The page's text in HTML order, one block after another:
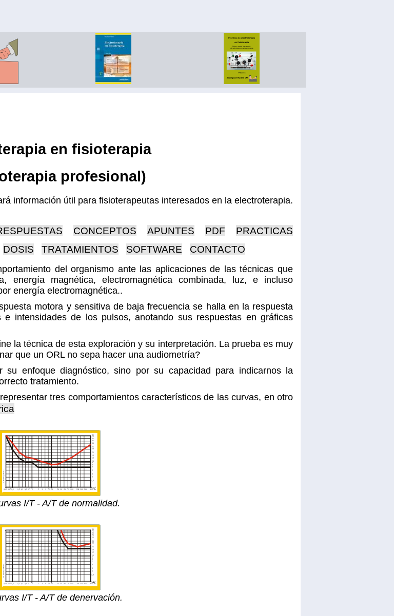
en fisioterapia
profesional)
información útil para fisioterapeutas interesados en la electroterapia.
CONCEPTOS APUNTES PDF
PRACTICAS
DOSIS TRATAMIENTOS SOFTWARE CONTACTO
del organismo ante las aplicaciones de las técnicas que
energía magnética, electromagnética combinada, luz, e incluso
energía electromagnética..
motora y sensitiva de baja frecuencia se halla en la respuesta
intensidades de los pulsos, anotando sus respuestas en gráficas
la técnica de esta exploración y su interpretación. La prueba es muy
que un ORL no sepa hacer una audiometría?
su enfoque diagnóstico, sino por su capacidad para indicarnos la
tratamiento.
tres comportamientos característicos de las curvas, en otro
I/T - A/T de normalidad.
I/T - A/T de denervación.